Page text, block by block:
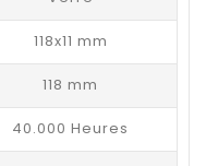
118x11 mm
118 mm
40.000 Heures